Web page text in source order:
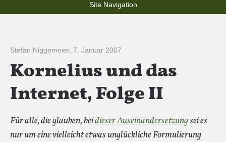
Site Navigation
Stefan Niggemeier, 7. Januar 2007
Kornelius und das
Internet, Folge II
Für alle, die glauben, beidieserAuseinandersetzungsei es
nur um eine vielleicht etwas unglückliche Formulierung